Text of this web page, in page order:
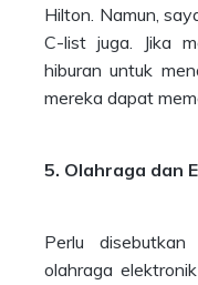
Hilton. Namun,
C-list juga. Jika
hiburan untuk
mereka dapat
5. Olahraga dan
Perlu
olahraga